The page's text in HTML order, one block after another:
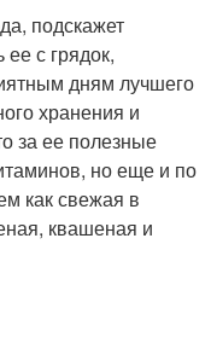
подскажет
с грядок,
дням лучшего
хранения и
за ее полезные
но еще и по
как свежая в
квашеная и